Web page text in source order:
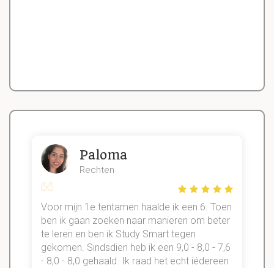
Paloma
Rechten
Voor mijn 1e tentamen haalde ik een 6. Toen
ben ik gaan zoeken naar manieren om beter
te leren en ben ik Study Smart tegen
gekomen. Sindsdien heb ik een 9,0 - 8,0 - 7,6
- 8,0 - 8,0 gehaald. Ik raad het echt íédereen